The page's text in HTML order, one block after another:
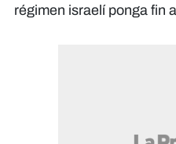
régimen israelí ponga fin